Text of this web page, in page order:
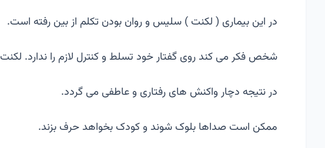
در این بیماری ( لکنت ) سلیس و روان بودن تکلم از بین رفته است.
شخص فکر می کند روی گفتار خود تسلط و کنترل لازم را ندارد. لکنت
در نتیجه دچار واکنش های رفتاری و عاطفی می گردد.
ممکن است صداها بلوک شوند و کودک بخواهد حرف بزند.